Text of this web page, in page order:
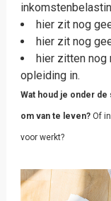
hier zit nog
hier zit nog
hier zitten nog
opleiding in.
Wat houd je onder
om van te leven?Of in
voor werkt?